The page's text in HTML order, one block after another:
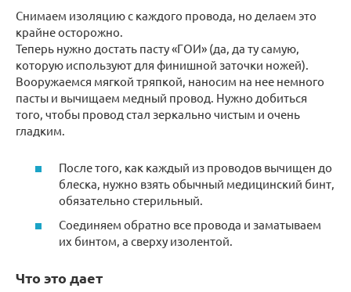
Снимаем изоляцию с каждого провода, но делаем это
крайне осторожно.
Теперь нужно достать пасту «ГОИ» (да, да ту самую,
которую используют для финишной заточки ножей).
Вооружаемся мягкой тряпкой, наносим на нее немного
пасты и вычищаем медный провод. Нужно добиться
того, чтобы провод стал зеркально чистым и очень
гладким.
После того, как каждый из проводов вычищен до
блеска, нужно взять обычный медицинский бинт,
обязательно стерильный.
Соединяем обратно все провода и заматываем
их бинтом, а сверху изолентой.
Что это дает